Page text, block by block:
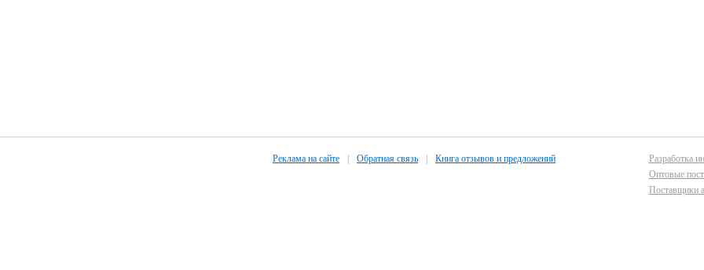
Реклама на сайте Обратная связь Книга отзывов и предложений
Разработка
Оптовые
Поставщики